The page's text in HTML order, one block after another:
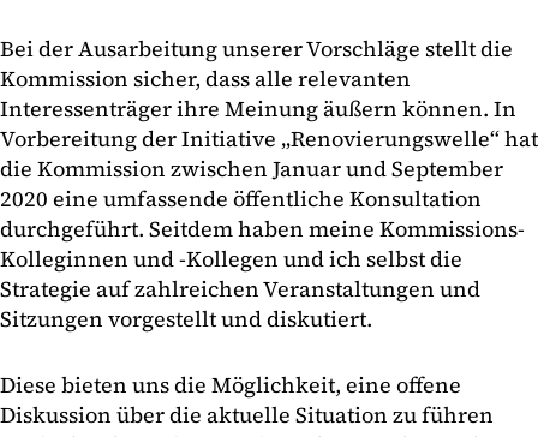
Bei der Ausarbeitung unserer Vorschläge stellt die
Kommission sicher, dass alle relevanten
Interessenträger ihre Meinung äußern können. In
Vorbereitung der Initiative „Renovierungswelle“ hat
die Kommission zwischen Januar und September
2020 eine umfassende öffentliche Konsultation
durchgeführt. Seitdem haben meine Kommissions-
Kolleginnen und -Kollegen und ich selbst die
Strategie auf zahlreichen Veranstaltungen und
Sitzungen vorgestellt und diskutiert.
Diese bieten uns die Möglichkeit, eine offene
Diskussion über die aktuelle Situation zu führen